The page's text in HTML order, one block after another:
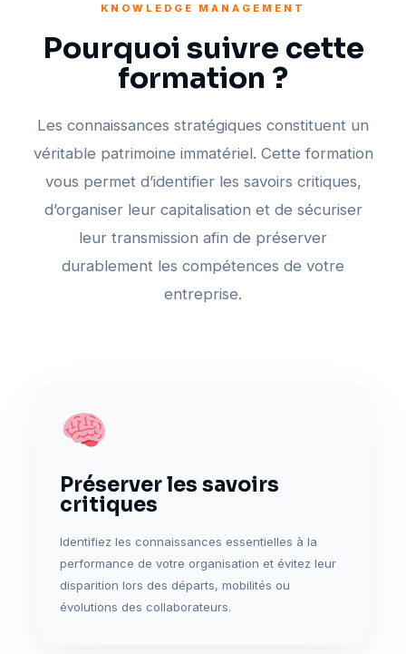
KNOWLEDGE MANAGEMENT
Pourquoi suivre cette
formation ?
Les connaissances stratégiques constituent un
véritable patrimoine immatériel. Cette formation
vous permet d’identifier les savoirs critiques,
d’organiser leur capitalisation et de sécuriser
leur transmission afin de préserver
durablement les compétences de votre
entreprise.
Préserver les savoirs
critiques
Identifiez les connaissances essentielles à la
performance de votre organisation et évitez leur
disparition lors des départs, mobilités ou
évolutions des collaborateurs.